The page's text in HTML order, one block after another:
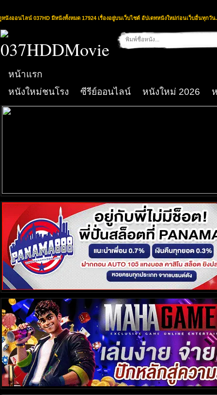
หนังออนไลน์ 037HD มีหนังทั้งหมด 17924 เรื่องอยู่บนเว็บไซต์ อัปเดทหนังใหม่ก่อนเว็บอื่นทุกวัน.
หน้าแรก
หนังใหม่ชนโรง
ซีรีย์ออนไลน์ หนังใหม่ 2026